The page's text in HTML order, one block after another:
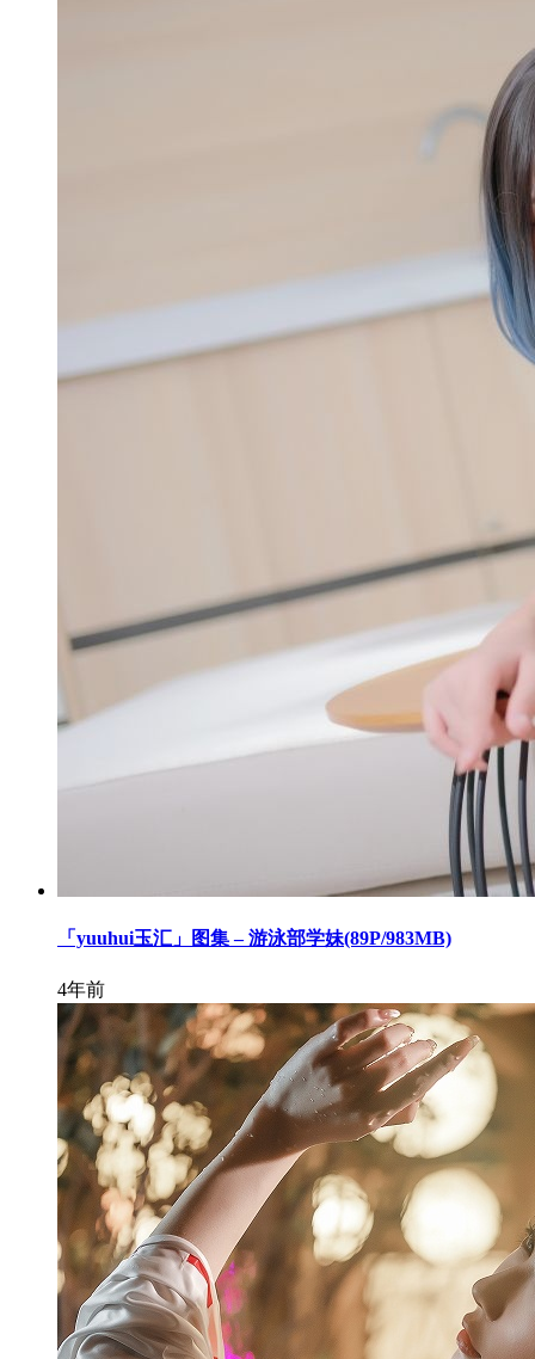
「yuuhui玉汇」图集 – 游泳部学妹(89P/983MB)
4年前